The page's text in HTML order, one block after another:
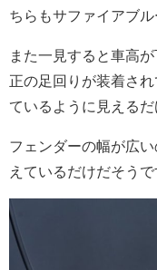
ちらもサファイアブル
また一見すると車高
正の足回りが装着さ
ているように見えるだ
フェンダーの幅が広
えているだけだそうで